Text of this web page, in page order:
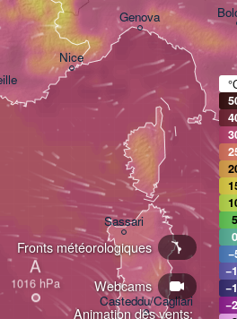
Animation des vents:
Webcams
Fronts météorologiques
Genova
Nice
Sassari
Casteddu/Cagliari
A
5
0